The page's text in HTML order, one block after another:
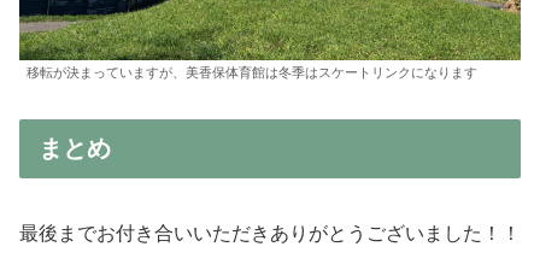
移転が決まっていますが、美香保体育館は冬季はスケートリンクになります
まとめ
最後までお付き合いいただきありがとうございました！！